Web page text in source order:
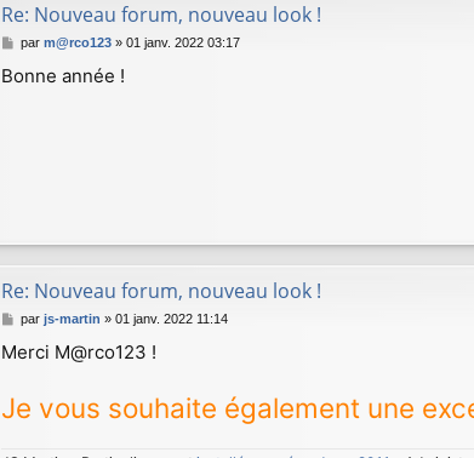
Re: Nouveau forum, nouveau look !
M
s
par m@rco123» 01 janv. 2022 03:17
Bonne année !
Re: Nouveau forum, nouveau look !
M
s
g
par js-martin » 01 janv. 2022 11:14
Merci M@rco123 !
Je vous souhaite également une